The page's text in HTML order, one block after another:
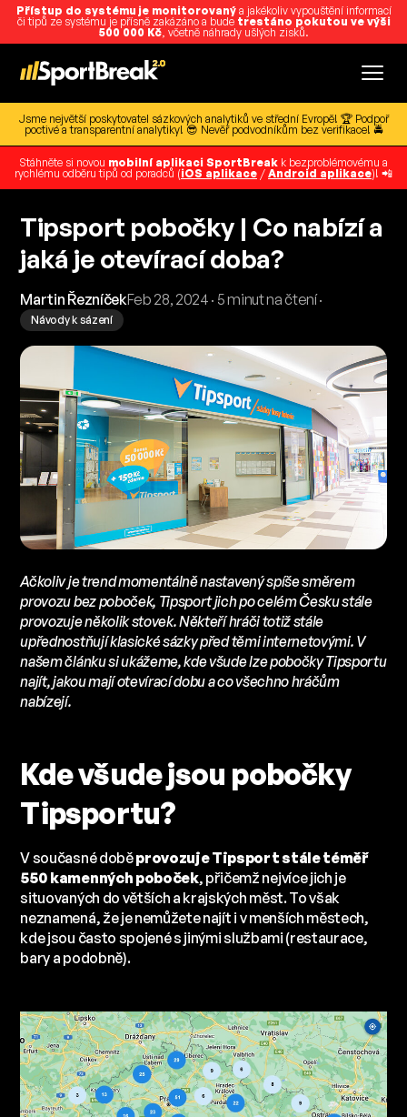
Přístup do systému je monitorovanýa jakékoliv vypouštění informací
či tipů ze systému je přísně zakázáno a bude trestáno pokutou ve výši
500 000 Kč, včetně náhrady ušlých zisků.
Jsme největší poskytovatel sázkových analytiků ve střední Evropě! 🏆 Podpoř
poctivé a transparentní analytiky! 😎 Nevěř podvodníkům bez verifikace! 🚔
Stáhněte si novou mobilní aplikaci SportBreak k bezproblémovému a
rychlému odběru tipů od poradců (iOS aplikace / Android aplikace)! 📲
Tipsport pobočky | Co nabízí a
jaká je otevírací doba?
Martin ŘezníčekFeb 28, 2024 · 5 minut na čtení ·
Návody k sázení
Ačkoliv je trend momentálně nastavený spíše směrem
provozu bez poboček, Tipsport jich po celém Česku stále
provozuje několik stovek. Někteří hráči totiž stále
upřednostňují klasické sázky před těmi internetovými. V
našem článku si ukážeme, kde všude lze pobočky Tipsportu
najít, jakou mají otevírací dobu a co všechno hráčům
nabízejí.
Kde všude jsou pobočky
Tipsportu?
V současné doběprovozuje Tipsport stále téměř
550 kamenných poboček, přičemž nejvíce jich je
situovaných do větších a krajských měst. To však
neznamená, že je nemůžete najít i v menších městech,
kde jsou často spojené s jinými službami (restaurace,
bary a podobně).